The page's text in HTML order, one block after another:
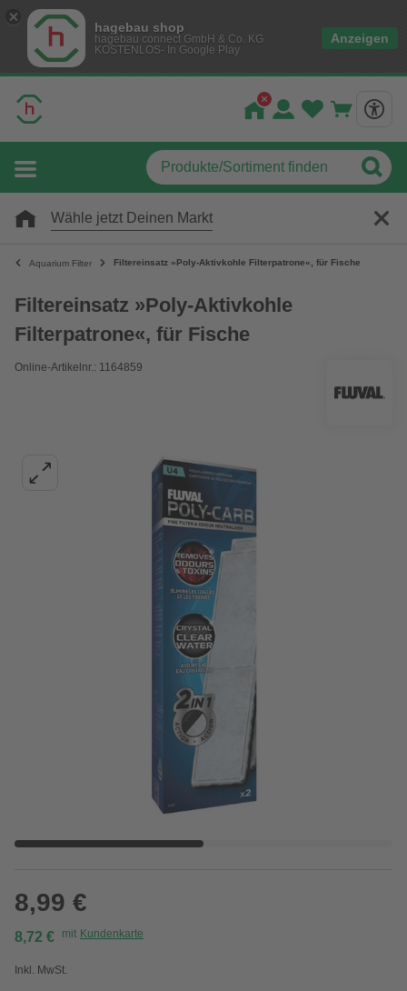
hagebau shop
hagebau connect GmbH & Co. KG
KOSTENLOS- In Google Play
Anzeigen
Wähle jetzt Deinen Markt
Aquarium Filter Filtereinsatz »Poly-Aktivkohle Filterpatrone«, für Fische
Filtereinsatz »Poly-Aktivkohle
Filterpatrone«, für Fische
Online-Artikelnr.: 1164859
8,99 €
8,72 € mit Kundenkarte
Inkl. MwSt.